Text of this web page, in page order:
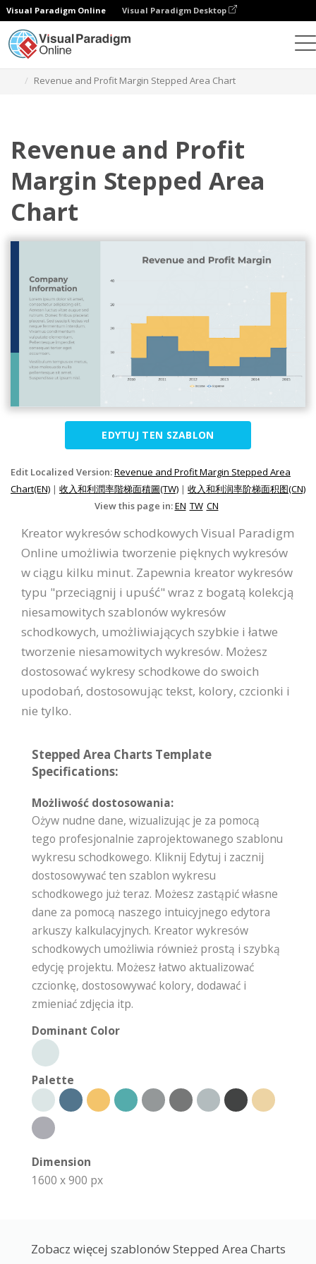
Visual Paradigm Online Visual Paradigm Desktop
Revenue and Profit Margin Stepped Area Chart
Revenue and Profit
Margin Stepped Area
Chart
EDYTUJ TEN SZABLON
Edit Localized Version:Revenue and Profit Margin Stepped Area
Chart(EN) | 收入和利潤率階梯面積圖(TW) | 收入和利润率阶梯面积图(CN)
View this page in:EN TW CN
Kreator wykresów schodkowych Visual Paradigm
Online umożliwia tworzenie pięknych wykresów
w ciągu kilku minut. Zapewnia kreator wykresów
typu "przeciągnij i upuść" wraz z bogatą kolekcją
niesamowitych szablonów wykresów
schodkowych, umożliwiających szybkie i łatwe
tworzenie niesamowitych wykresów. Możesz
dostosować wykresy schodkowe do swoich
upodobań, dostosowując tekst, kolory, czcionki i
nie tylko.
Stepped Area Charts Template
Specifications:
Możliwość dostosowania:
Ożyw nudne dane, wizualizując je za pomocą
tego profesjonalnie zaprojektowanego szablonu
wykresu schodkowego. Kliknij Edytuj i zacznij
dostosowywać ten szablon wykresu
schodkowego już teraz. Możesz zastąpić własne
dane za pomocą naszego intuicyjnego edytora
arkuszy kalkulacyjnych. Kreator wykresów
schodkowych umożliwia również prostą i szybką
edycję projektu. Możesz łatwo aktualizować
czcionkę, dostosowywać kolory, dodawać i
zmieniać zdjęcia itp.
Dominant Color
Palette
Dimension
1600 x 900 px
Zobacz więcej szablonów Stepped Area Charts